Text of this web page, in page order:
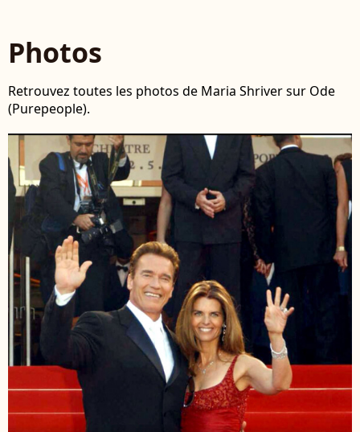
Photos
Retrouvez toutes les photos de Maria Shriver sur Ode
(Purepeople).